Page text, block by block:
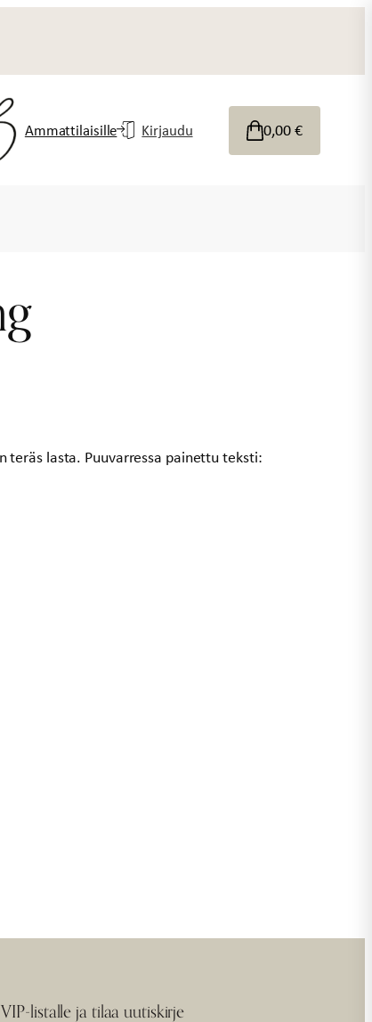
Ammattilaisille Kirjaudu 0,00€
teräs lasta. Puuvarressa painettu teksti:
listalle ja tilaa uutiskirje